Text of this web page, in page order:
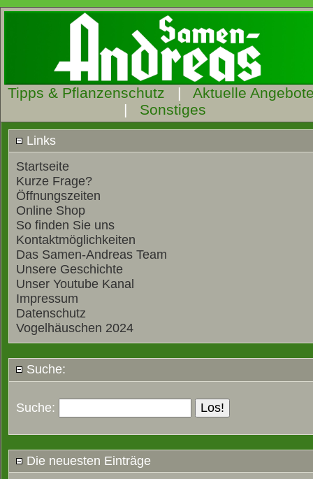
Tipps & Pflanzenschutz | Aktuelle
| Sonstiges
Links
Startseite
Kurze Frage?
Öffnungszeiten
Online Shop
So finden Sie uns
Kontaktmöglichkeiten
Das Samen-Andreas Team
Unsere Geschichte
Unser Youtube Kanal
Impressum
Datenschutz
Vogelhäuschen 2024
Suche:
Suche:
Die neuesten Einträge